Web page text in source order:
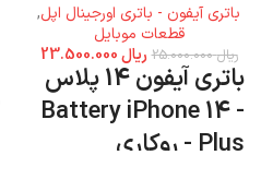
باتری آیفون - باتری اورجینال اپل,
قطعات موبایل
ریال25.000.000 ریال
باتری آیفون 14 پلاس
- Battery iPhone 14
Plus - روکاری